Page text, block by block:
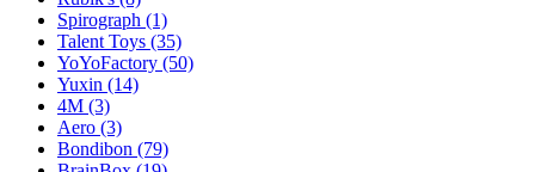
Spirograph (1)
Talent Toys (35)
YoYoFactory (50)
Yuxin (14)
4M (3)
Aero (3)
Bondibon (79)